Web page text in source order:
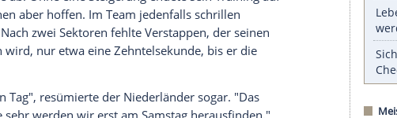
an einem weiteren Durchmarsch hindern. Auf den
war der Finne noch einen Tick schneller als
Hamilton
sich das Kräfteverhältnis bei den Silberpfeilen um. Da
waren nach 20 Minuten
Pirelli-Mischung umsteckte. Die Konkurrenz ließ sich